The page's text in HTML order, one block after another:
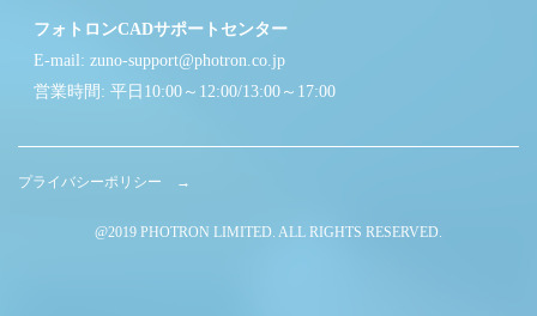
フォトロンCADサポートセンター
E-mail: zuno-support@photron.co.jp
営業時間: 平日10:00～12:00/13:00～17:00
プライバシーポリシー →
@2019 PHOTRON LIMITED. ALL RIGHTS RESERVED.